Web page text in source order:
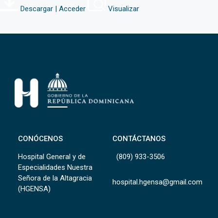
Descargar | Acceder Visualizar
CONÓCENOS
Hospital General y de
Especialidades Nuestra
Señora de la Altagracia
(HGENSA)
CONTÁCTANOS
(809) 933-3506
hospital.hgensa@gmail.com